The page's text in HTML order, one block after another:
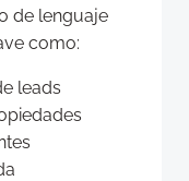
de lenguaje
como:
leads